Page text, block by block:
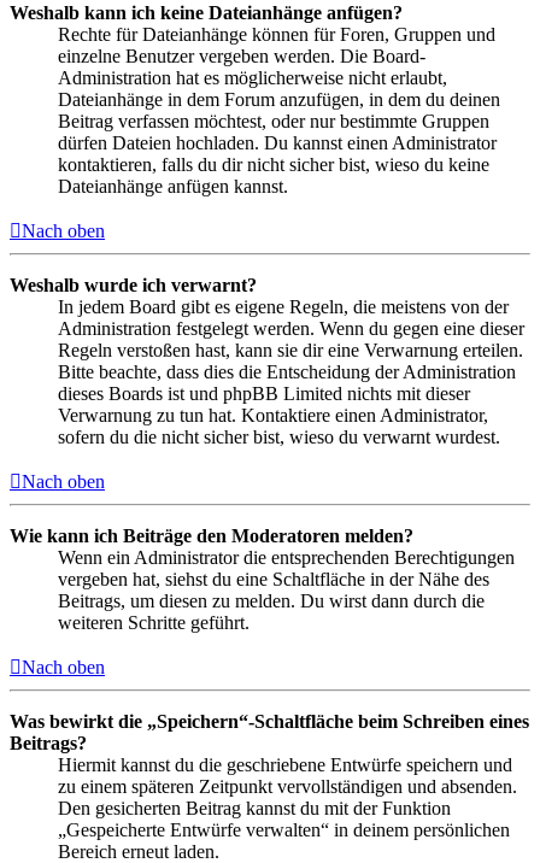
Weshalb kann ich keine Dateianhänge anfügen?
Rechte für Dateianhänge können für Foren, Gruppen und
einzelne Benutzer vergeben werden. Die Board-
Administration hat es möglicherweise nicht erlaubt,
Dateianhänge in dem Forum anzufügen, in dem du deinen
Beitrag verfassen möchtest, oder nur bestimmte Gruppen
dürfen Dateien hochladen. Du kannst einen Administrator
kontaktieren, falls du dir nicht sicher bist, wieso du keine
Dateianhänge anfügen kannst.
Nach oben
Weshalb wurde ich verwarnt?
In jedem Board gibt es eigene Regeln, die meistens von der
Administration festgelegt werden. Wenn du gegen eine dieser
Regeln verstoßen hast, kann sie dir eine Verwarnung erteilen.
Bitte beachte, dass dies die Entscheidung der Administration
dieses Boards ist und phpBB Limited nichts mit dieser
Verwarnung zu tun hat. Kontaktiere einen Administrator,
sofern du die nicht sicher bist, wieso du verwarnt wurdest.
Nach oben
Wie kann ich Beiträge den Moderatoren melden?
Wenn ein Administrator die entsprechenden Berechtigungen
vergeben hat, siehst du eine Schaltfläche in der Nähe des
Beitrags, um diesen zu melden. Du wirst dann durch die
weiteren Schritte geführt.
Nach oben
Was bewirkt die „Speichern“-Schaltfläche beim Schreiben eines
Beitrags?
Hiermit kannst du die geschriebene Entwürfe speichern und
zu einem späteren Zeitpunkt vervollständigen und absenden.
Den gesicherten Beitrag kannst du mit der Funktion
„Gespeicherte Entwürfe verwalten“ in deinem persönlichen
Bereich erneut laden.